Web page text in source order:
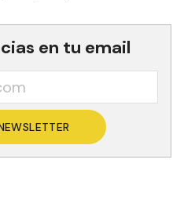
en tu email